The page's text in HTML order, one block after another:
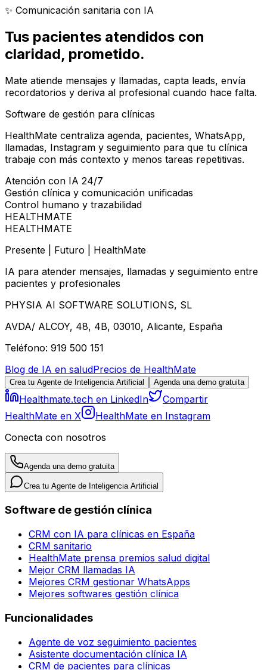
✨ Comunicación sanitaria con IA
Tus pacientes atendidos con
claridad, prometido.
Mate atiende mensajes y llamadas, capta leads, envía
recordatorios y deriva al profesional cuando hace falta.
Software de gestión para clínicas
HealthMate centraliza agenda, pacientes, WhatsApp,
llamadas, Instagram y seguimiento para que tu clínica
trabaje con más contexto y menos tareas repetitivas.
Atención con IA 24/7
Gestión clínica y comunicación unificadas
Control humano y trazabilidad
HEALTHMATE
HEALTHMATE
Presente | Futuro | HealthMate
IA para atender mensajes, llamadas y seguimiento entre
pacientes y profesionales
PHYSIA AI SOFTWARE SOLUTIONS, SL
AVDA/ ALCOY, 48, 4B, 03010, Alicante, España
Teléfono: 919 500 151
Blog de IA en saludPrecios de HealthMate
Crea tu Agente de Inteligencia Artificial Agenda una demo gratuita
Healthmate.tech en LinkedIn
Compartir
HealthMate en X
HealthMate en Instagram
Conecta con nosotros
Agenda una demo gratuita
Crea tu Agente de Inteligencia Artificial
Software de gestión clínica
CRM con IA para clínicas en España
CRM sanitario
HealthMate prensa premios salud digital
Mejor CRM llamadas IA
Mejores CRM gestionar WhatsApps
Mejores softwares gestión clínica
Funcionalidades
Agente de voz seguimiento pacientes
Asistente documentación clínica IA
CRM de pacientes para clínicas